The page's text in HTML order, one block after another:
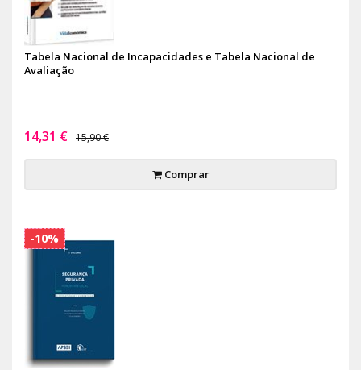
Tabela Nacional de Incapacidades e Tabela Nacional de
Avaliação
14,31 € 15,90 €
Comprar
-10%